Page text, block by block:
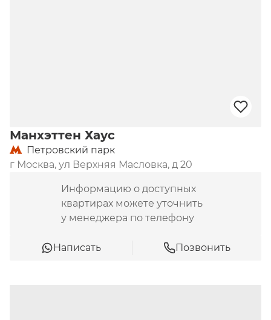
1601, детский сад и школа «Петровская школа». В
«Пятерочка» и «Магнолия».
Манхэттен Хаус
Петровский парк
г Москва, ул Верхняя Масловка, д 20
Информацию о доступных
квартирах можете уточнить
у менеджера по телефону
Написать Позвонить